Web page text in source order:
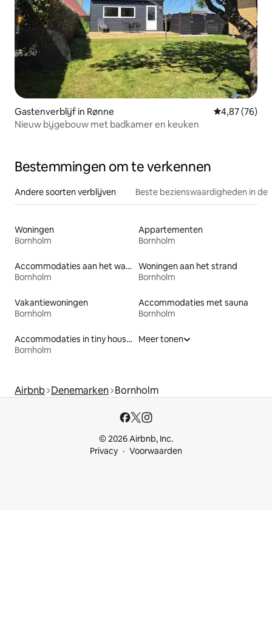
Gastenverblijf in Rønne Gemiddelde
4,87 (76)
Nieuw bijgebouw met badkamer en keuken
Bestemmingen om te verkennen
Andere soorten verblijven Beste bezienswaardigheden in de
Woningen
Bornholm
Appartementen
Bornholm
Accommodaties aan het water
Bornholm
Woningen aan het strand
Bornholm
Vakantiewoningen
Bornholm
Accommodaties met sauna
Bornholm
Accommodaties in tiny houses
Bornholm
Meer tonen
Airbnb Denemarken Bornholm
© 2026 Airbnb, Inc.
Privacy
Voorwaarden